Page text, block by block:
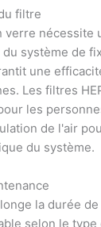
filtre
verre nécessite
système de
une
Les filtres
les
de l'air
du système.
la durée
selon le